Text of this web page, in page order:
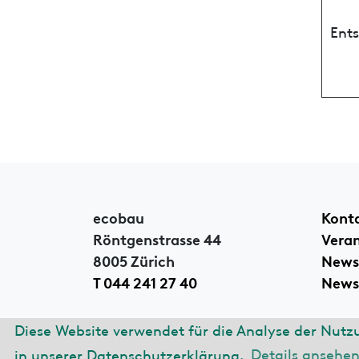
Diese Website verwendet für die Analyse der
in unserer Datenschutzerklärung. Details ansehen
ecobau
Röntgenstrasse 44
8005 Zürich
T 044 241 27 40
News